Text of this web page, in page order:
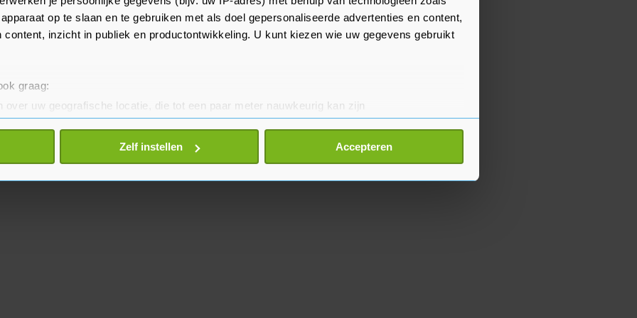
op te slaan en te gebruiken met als doel gepersonaliseerde advertenties en content,
content, inzicht in publiek en productontwikkeling. U kunt kiezen wie uw gegevens gebruikt
graag:
over uw geografische locatie, die tot een paar meter nauwkeurig kan zijn
door het actief te scannen op specifieke eigenschappen (fingerprinting)
gegevens worden verwerkt en stel uw voorkeuren in het
detailgedeelte
of intrekken in de Cookieverklaring.
Zelf instellen Accepteren
via de play-in.